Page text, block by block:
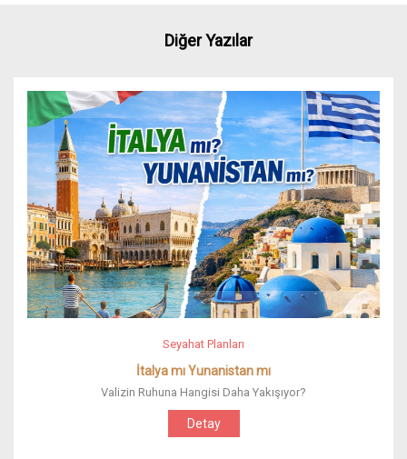
Diğer Yazılar
Seyahat Planları
İtalya mı Yunanistan mı
Valizin Ruhuna Hangisi Daha Yakışıyor?
Detay